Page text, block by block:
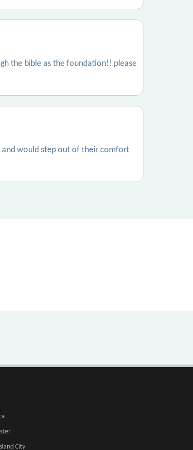
the bible as the foundation!! please
and would step out of their comfort
City